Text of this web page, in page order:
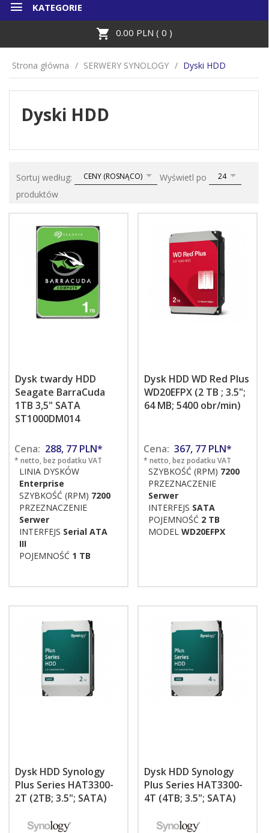
KATEGORIE
0.00 PLN ( 0 )
Strona główna SERWERY SYNOLOGY Dyski HDD
Dyski HDD
Sortuj według: sortCENY (ROSNĄCO) Wyświetl po pop24
produktów
Dysk twardy HDD
Seagate BarraCuda
1TB 3,5" SATA
ST1000DM014
Cena: 288, 77 PLN*
* netto, bez podatku VAT
LINIA DYSKÓW
Enterprise
SZYBKOŚĆ (RPM) 7200
PRZEZNACZENIE
Serwer
INTERFEJS Serial ATA
III
POJEMNOŚĆ 1 TB
Dysk HDD WD Red Plus
WD20EFPX (2 TB ; 3.5";
64 MB; 5400 obr/min)
Cena: 367, 77 PLN*
* netto, bez podatku VAT
SZYBKOŚĆ (RPM) 7200
PRZEZNACZENIE
Serwer
INTERFEJS SATA
POJEMNOŚĆ 2 TB
MODEL WD20EFPX
Dysk HDD Synology
Plus Series HAT3300-
2T (2TB; 3.5"; SATA)
Dysk HDD Synology
Plus Series HAT3300-
4T (4TB; 3.5"; SATA)